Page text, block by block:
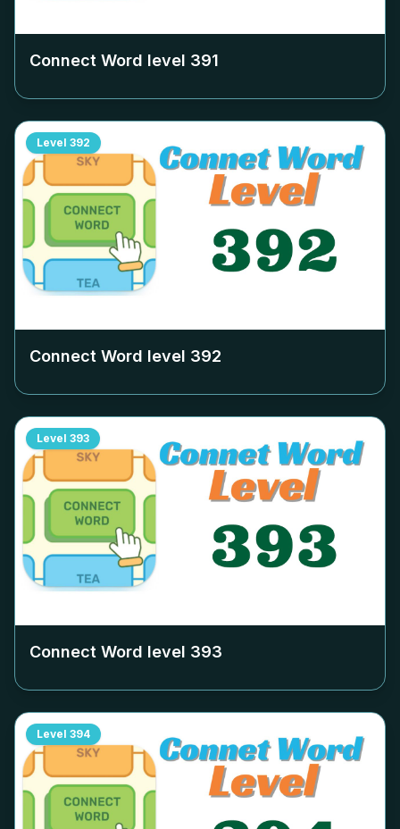
Connect Word level 391
Level 392
Connect Word level 392
Level 393
Connect Word level 393
Level 394